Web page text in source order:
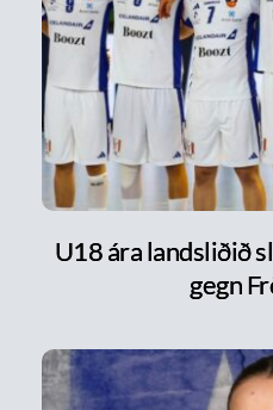
U18 ára landsliðið
gegn